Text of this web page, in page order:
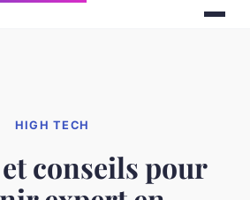
HIGH TECH
conseils pour